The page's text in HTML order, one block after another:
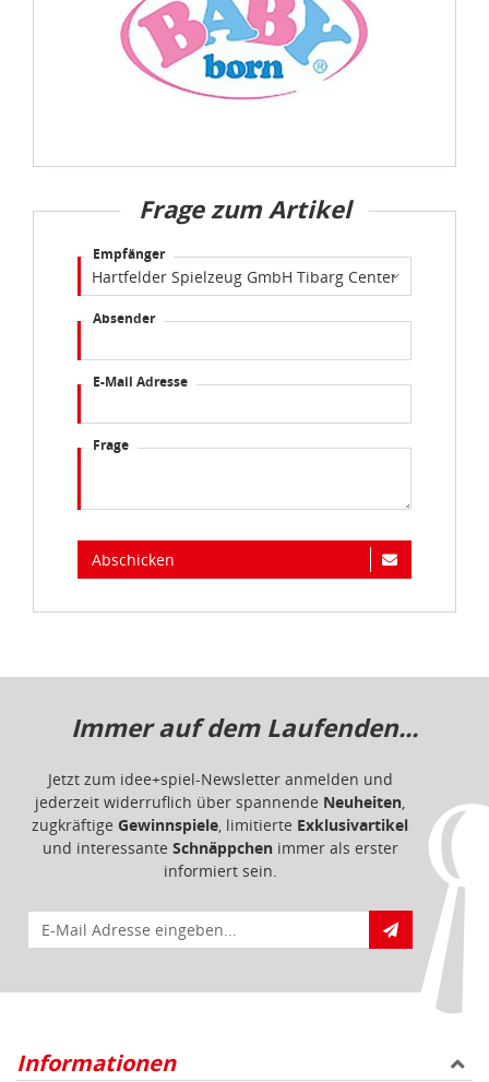
Frage zum Artikel
Empfänger
Absender
E-Mail Adresse
Frage
Abschicken
Immer auf dem Laufenden...
Jetzt zum idee+spiel-Newsletter anmelden und
jederzeit widerruflich über spannende Neuheiten,
zugkräftige Gewinnspiele, limitierte Exklusivartikel
und interessante Schnäppchenimmer als erster
informiert sein.
E-Mail für Newsletteranmeldung
Informationen